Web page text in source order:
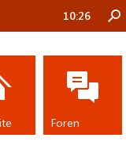
10:26
Foren